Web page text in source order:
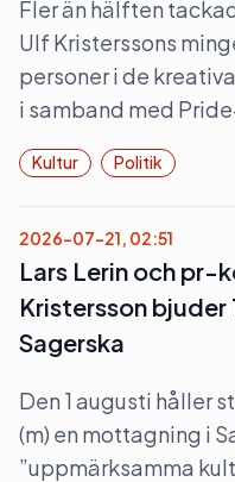
Fler än hälften
Ulf Kristerssons
personer i de
i samband med
Kultur Politik
2026-07-21, 02:51
Lars Lerin och pr-
Kristersson bjuder
Sagerska
Den 1 augusti håller
(m) en mottagning i
”uppmärksamma